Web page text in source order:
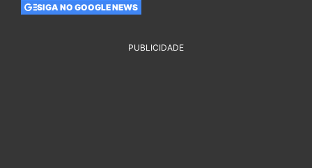
SIGA NO GOOGLE NEWS
PUBLICIDADE